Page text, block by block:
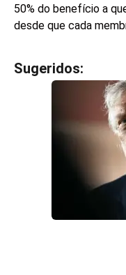
50% do benefício a
desde que cada
Sugeridos: